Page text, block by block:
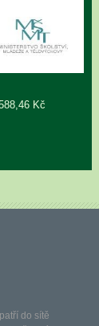
Kč
do sítě